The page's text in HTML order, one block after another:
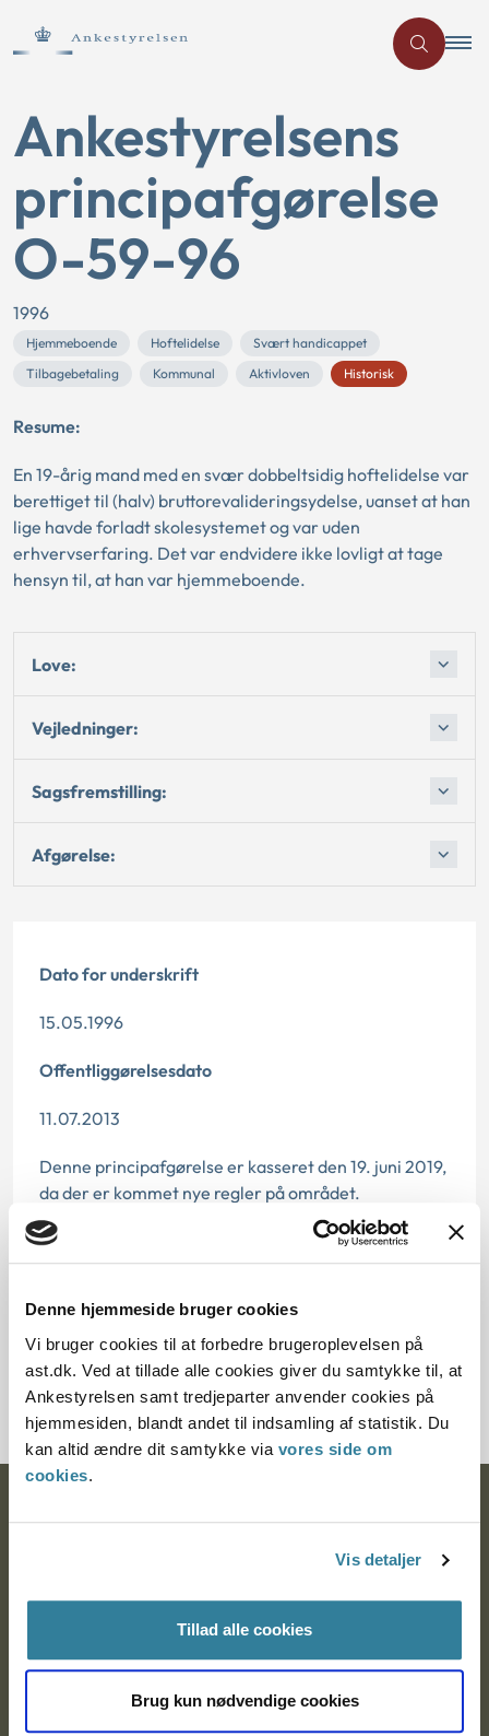
Denne hjemmeside bruger cookies
Vi bruger cookies til at forbedre brugeroplevelsen på
ast.dk. Ved at tillade alle cookies giver du samtykke til, at
Ankestyrelsen samt tredjeparter anvender cookies på
hjemmesiden, blandt andet til indsamling af statistik. Du
kan altid ændre dit samtykke via vores side om
cookies.
Vis detaljer
Tillad alle cookies
Brug kun nødvendige cookies
Ankestyrelsens
principafgørelse
O-59-96
1996
Hjemmeboende Hoftelidelse
Svært handicappet
Tilbagebetaling
Kommunal Aktivloven Historisk
Resume:
En 19-årig mand med en svær dobbeltsidig hoftelidelse var
berettiget til (halv) bruttorevalideringsydelse, uanset at han
lige havde forladt skolesystemet og var uden
erhvervserfaring. Det var endvidere ikke lovligt at tage
hensyn til, at han var hjemmeboende.
Love:
Vejledninger:
Sagsfremstilling:
Afgørelse:
Dato for underskrift
15.05.1996
Offentliggørelsesdato
11.07.2013
Denne principafgørelse er kasseret den 19. juni 2019,
da der er kommet nye regler på området.
Paragraf
Journalnummer
20751-95
Nytorv 7, 2. sal
Ankestyrelsen Aalborg